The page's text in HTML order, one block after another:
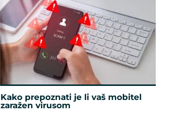
Kako prepoznati je li vaš mobitel
zaražen virusom